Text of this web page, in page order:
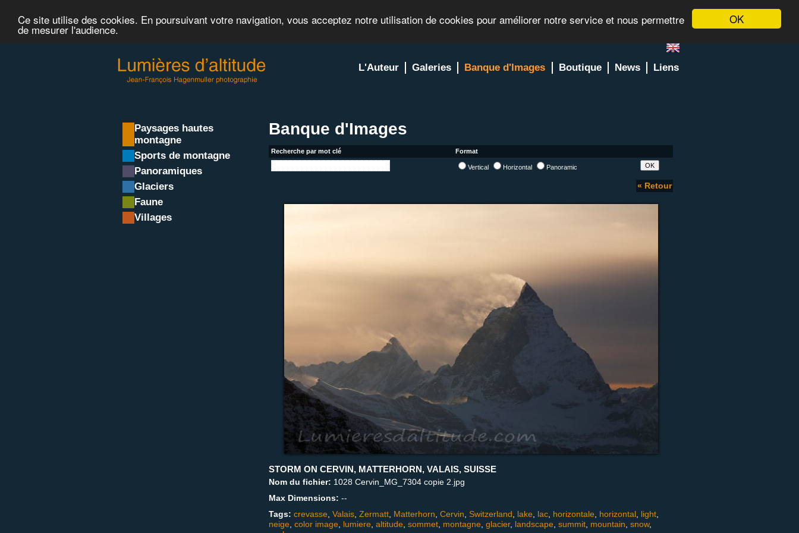
OK
Ce site utilise des cookies. En poursuivant votre navigation, vous acceptez notre utilisation de cookies pour améliorer notre service et nous permettre
de mesurer l'audience.
L'Auteur Galeries Banque d'Images Boutique News Liens
Paysages hautes
montagne
Sports de montagne
Panoramiques
Glaciers
Faune
Villages
Banque d'Images
Recherche par mot clé Format
Vertical Horizontal Panoramic
« Retour
STORM ON CERVIN, MATTERHORN, VALAIS, SUISSE
Nom du fichier: 1028 Cervin_MG_7304 copie 2.jpg
Max Dimensions: --
Tags: crevasse Valais Zermatt Matterhorn Cervin Switzerland lake lac horizontale horizontal light
neige color image lumiere altitude sommet montagne glacier, landscape summit mountain snow,